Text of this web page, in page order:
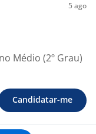
5 ago
Médio (2º Grau)
Candidatar-me